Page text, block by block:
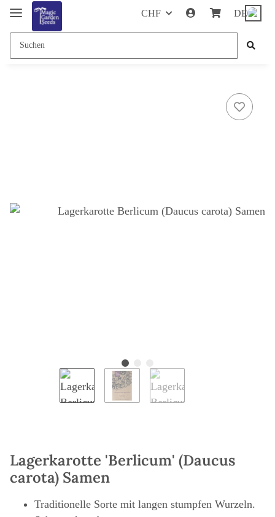
CHF DE
Lagerkarotte 'Berlicum' (Daucus
carota) Samen
Traditionelle Sorte mit langen stumpfen Wurzeln.